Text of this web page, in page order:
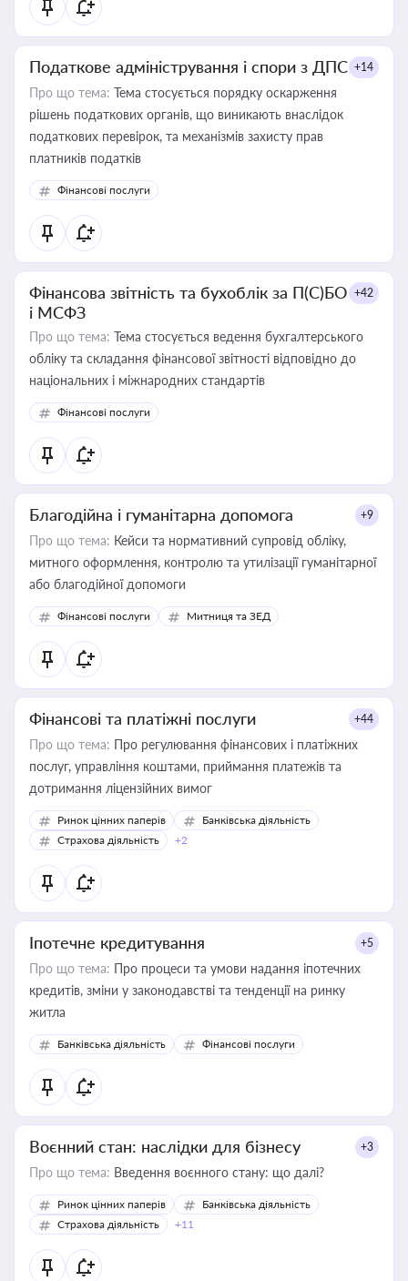
Податкове адміністрування і спори з ДПС +14
Про що тема: Тема стосується порядку оскарження
рішень податкових органів, що виникають внаслідок
податкових перевірок, та механізмів захисту прав
платників податків
Фінансові послуги
Фінансова звітність та бухоблік за П(С)БО
і МСФЗ
+42
Про що тема: Тема стосується ведення бухгалтерського
обліку та складання фінансової звітності відповідно до
національних і міжнародних стандартів
Фінансові послуги
Благодійна і гуманітарна допомога +9
Про що тема: Кейси та нормативний супровід обліку,
митного оформлення, контролю та утилізації гуманітарної
або благодійної допомоги
Фінансові послуги Митниця та ЗЕД
Фінансові та платіжні послуги +44
Про що тема: Про регулювання фінансових і платіжних
послуг, управління коштами, приймання платежів та
дотримання ліцензійних вимог
Ринок цінних паперів
Банківська діяльність
Страхова діяльність
+2
Іпотечне кредитування +5
Про що тема: Про процеси та умови надання іпотечних
кредитів, зміни у законодавстві та тенденції на ринку
житла
Банківська діяльність Фінансові послуги
Воєнний стан: наслідки для бізнесу +3
Про що тема: Введення воєнного стану: що далі?
Ринок цінних паперів
Банківська діяльність
Страхова діяльність
+11